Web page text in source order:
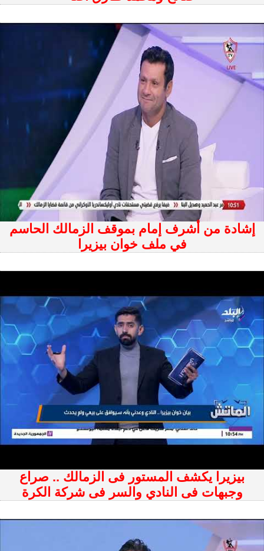
إشادة من أشرف إمام بموقف الزمالك الحاسم
في ملف خوان بيزيرا
بيزيرا يكشف المستور فى الزمالك .. صراع
وجبهات فى النادي والسر فى شركة الكرة